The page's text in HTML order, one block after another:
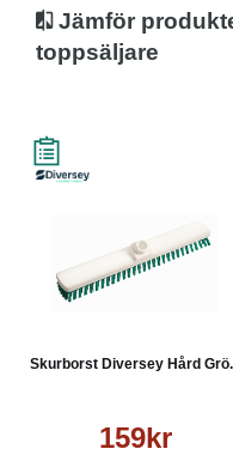
Jämför
toppsäljare
Skurborst Diversey Hård
159kr